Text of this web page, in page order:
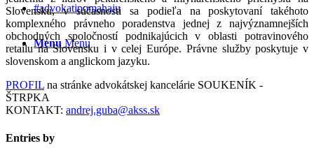
#advokatipomahaju
Menu Menu
Slovensku, v súčasnosti sa podieľa na poskytovaní takéhoto
komplexného právneho poradenstva jednej z najvýznamnejších
obchodných spoločností podnikajúcich v oblasti potravinového
retailu na Slovensku i v celej Európe. Právne služby poskytuje v
slovenskom a anglickom jazyku.
PROFIL na stránke advokátskej kancelárie SOUKENÍK -
ŠTRPKA
KONTAKT: andrej.guba@akss.sk
Entries by